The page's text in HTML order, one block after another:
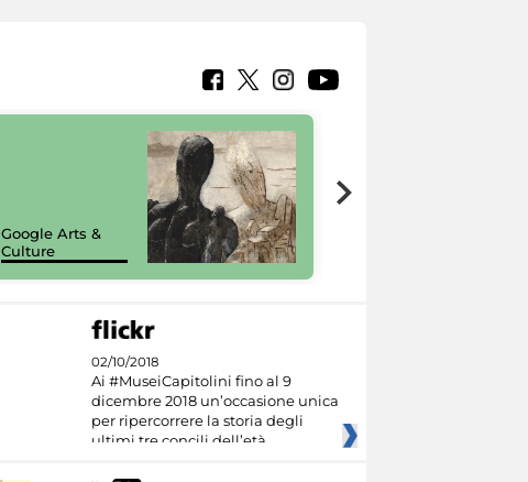
Google Arts &
Culture
02/10/2018
Ai #MuseiCapitolini fino al 9
dicembre 2018 un’occasione unica
per ripercorrere la storia degli
ultimi tre concili dell’età